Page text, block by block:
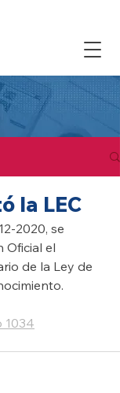
la LEC
2020, se
Oficial el
de la Ley de
1034